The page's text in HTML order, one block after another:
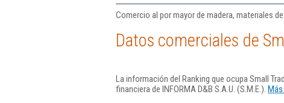
Comercio al por mayor de madera, materiales
Datos comerciales de
La información del Ranking que ocupa Small
financiera de INFORMA D&B S.A.U. (S.M.E.).